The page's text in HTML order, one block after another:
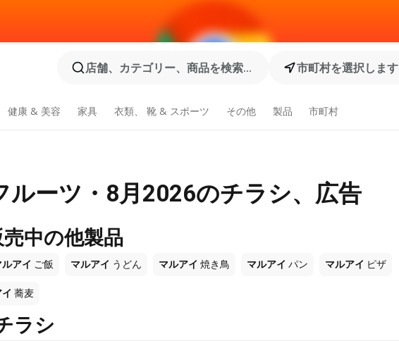
店舗、カテゴリー、商品を検索...
市町村を選択します
健康 & 美容 家具 衣類、 靴 & スポーツ その他 製品 市町村
ルーツ・8月2026のチラシ、広告
中の他製品
ルアイ ご飯 マルアイ うどん マルアイ 焼き鳥 マルアイ パン マルアイ ピザ
蕎麦
ラシ